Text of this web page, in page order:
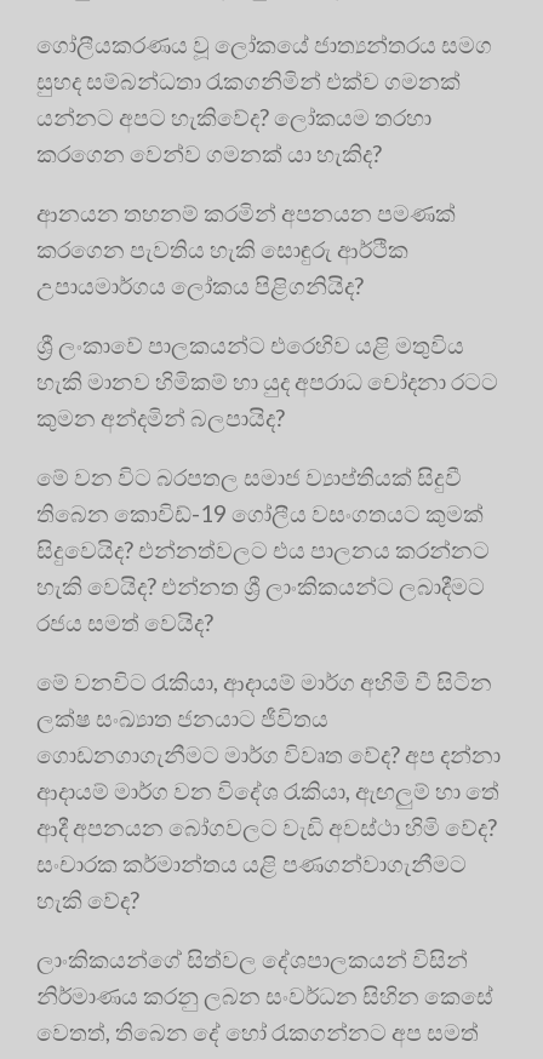
ගෝලීයකරණය වූ ලෝකයේ ජාත්‍යන්තරය සමග
සුහද සම්බන්ධතා රැකගනිමින් එක්ව ගමනක්
යන්නට අපට හැකිවේද? ලෝකයම තරහා
කරගෙන වෙන්ව ගමනක් යා හැකිද?
ආනයන තහනම් කරමින් අපනයන පමණක්
කරගෙන පැවතිය හැකි සොඳුරු ආර්ථික
උපායමාර්ගය ලෝකය පිළිගනියිද?
ශ්‍රී ලංකාවේ පාලකයන්ට එරෙහිව යළි මතුවිය
හැකි මානව හිමිකම් හා යුද අපරාධ චෝදනා රටට
කුමන අන්දමින් බලපායිද?
මේ වන විට බරපතල සමාජ ව්‍යාප්තියක් සිදුවී
තිබෙන කොවිඩ්-19 ගෝලීය වසංගතයට කුමක්
සිදුවෙයිද? එන්නත්වලට එය පාලනය කරන්නට
හැකි වෙයිද? එන්නත ශ්‍රී ලාංකිකයන්ට ලබාදීමට
රජය සමත් වෙයිද?
මේ වනවිට රැකියා, ආදායම් මාර්ග අහිමි වී සිටින
ලක්ෂ සංඛ්‍යාත ජනයාට ජීවිතය
ගොඩනගාගැනීමට මාර්ග විවෘත වේද? අප දන්නා
ආදායම් මාර්ග වන විදේශ රැකියා, ඇඟලුම් හා තේ
ආදී අපනයන බෝගවලට වැඩි අවස්ථා හිමි වේද?
සංචාරක කර්මාන්තය යළි පණගන්වාගැනීමට
හැකි වේද?
ලාංකිකයන්ගේ සිත්වල දේශපාලකයන් විසින්
නිර්මාණය කරනු ලබන සංවර්ධන සිහින කෙසේ
වෙතත්, තිබෙන දේ හෝ රැකගන්නට අප සමත්